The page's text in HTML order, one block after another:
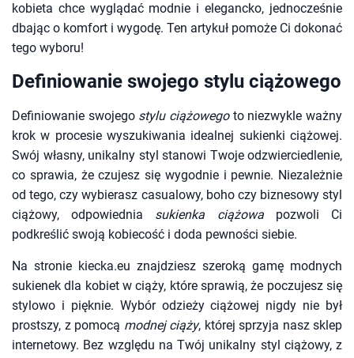
kobieta chce wyglądać modnie i elegancko, jednocześnie
dbając o komfort i wygodę. Ten artykuł pomoże Ci dokonać
tego wyboru!
Definiowanie swojego stylu ciążowego
Definiowanie swojego stylu ciążowegoto niezwykle ważny
krok w procesie wyszukiwania idealnej sukienki ciążowej.
Swój własny, unikalny styl stanowi Twoje odzwierciedlenie,
co sprawia, że czujesz się wygodnie i pewnie. Niezależnie
od tego, czy wybierasz casualowy, boho czy biznesowy styl
ciążowy, odpowiednia sukienka ciążowapozwoli Ci
podkreślić swoją kobiecość i doda pewności siebie.
Na stronie kiecka.eu znajdziesz szeroką gamę modnych
sukienek dla kobiet w ciąży, które sprawią, że poczujesz się
stylowo i pięknie. Wybór odzieży ciążowej nigdy nie był
prostszy, z pomocą modnej ciąży, której sprzyja nasz sklep
internetowy. Bez względu na Twój unikalny styl ciążowy, z